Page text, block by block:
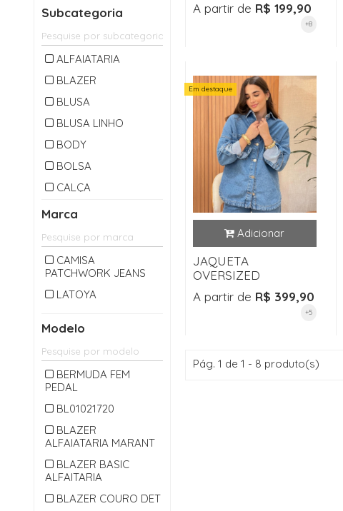
MACACAO
PARKA
Subcategoria
ALFAIATARIA
BLAZER
BLUSA
BLUSA LINHO
BODY
BOLSA
CALÇA
CALÇA LONGA
CARDIGAM
CASACO
CASAQUETO
CINTO
COLETE
CONJUNTO
CROPPED
JAQUETA
JARDINEIRA
JEANS
Marca
CAMISA
PATCHWORK JEANS
LATOYA
Modelo
BERMUDA FEM
PEDAL
BL01021720
BLAZER
ALFAIATARIA MARANT
BLAZER BASIC
ALFAITARIA
BLAZER COURO DET
A partir de R$ 199,90
+8
Em destaque
JAQUETA
OVERSIZED
A partir de R$ 399,90
+5
Pág. 1 de 1 - 8 produto(s)